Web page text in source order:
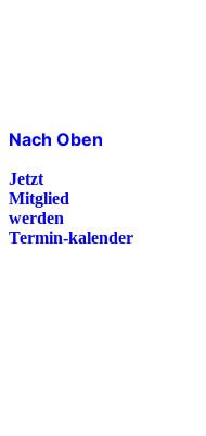
Nach Oben
Jetzt
Mitglied
werden
Termin-kalender